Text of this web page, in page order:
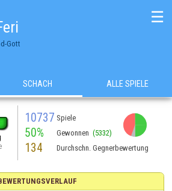
Gott
☰
SCHACH ALLE SPIELE
10737 Spiele
50% Gewonnen (5332)
134 Durchschn. Gegnerbewertung